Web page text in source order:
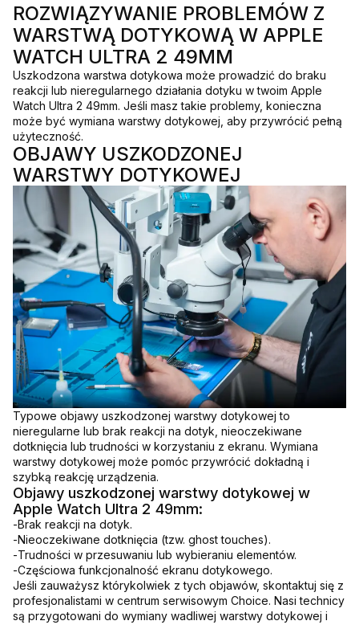
ROZWIĄZYWANIE PROBLEMÓW Z
WARSTWĄ DOTYKOWĄ W APPLE
WATCH ULTRA 2 49MM
Uszkodzona warstwa dotykowa może prowadzić do braku
reakcji lub nieregularnego działania dotyku w twoim Apple
Watch Ultra 2 49mm. Jeśli masz takie problemy, konieczna
może być wymiana warstwy dotykowej, aby przywrócić pełną
użyteczność.
OBJAWY USZKODZONEJ
WARSTWY DOTYKOWEJ
Typowe objawy uszkodzonej warstwy dotykowej to
nieregularne lub brak reakcji na dotyk, nieoczekiwane
dotknięcia lub trudności w korzystaniu z ekranu. Wymiana
warstwy dotykowej może pomóc przywrócić dokładną i
szybką reakcję urządzenia.
Objawy uszkodzonej warstwy dotykowej w
Apple Watch Ultra 2 49mm:
-Brak reakcji na dotyk.
-Nieoczekiwane dotknięcia (tzw. ghost touches).
-Trudności w przesuwaniu lub wybieraniu elementów.
-Częściowa funkcjonalność ekranu dotykowego.
Jeśli zauważysz którykolwiek z tych objawów, skontaktuj się z
profesjonalistami w centrum serwisowym Choice. Nasi technicy
są przygotowani do wymiany wadliwej warstwy dotykowej i